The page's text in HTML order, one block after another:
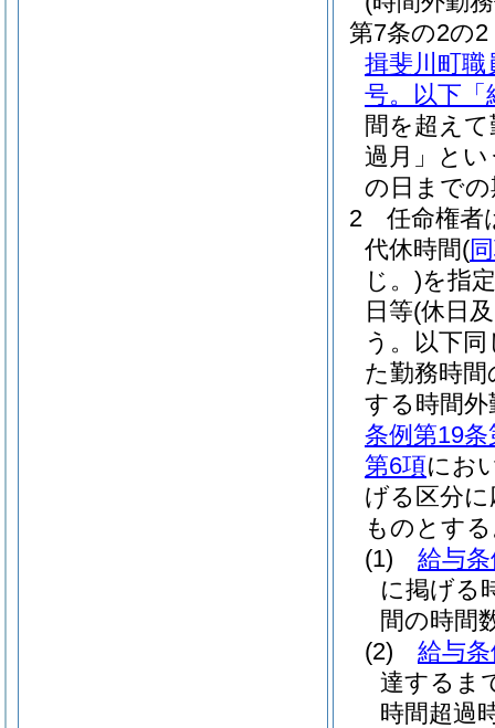
第7条の2の2
揖斐川町
号。以下「
間を超え
過月」とい
の日まで
2
任命権者
代休時間(
じ。)を指
日等(休日
う。以下同
た勤務時
する時間
条例第19条
第6項にお
げる区分
ものとす
(1)
給与
に掲げる
間の時間
(2)
給与
達するま
時間超過